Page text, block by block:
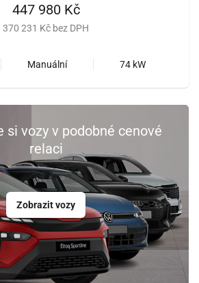
447 980 Kč
370 231 Kč bez DPH
Manuální 74 kW
si vozy v podobné cenové
relaci
Zobrazit vozy